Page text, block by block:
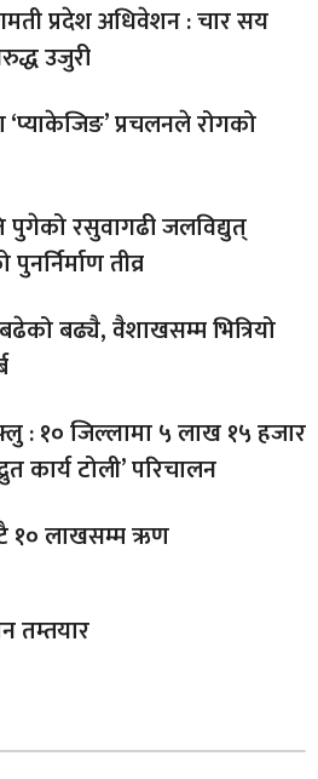
प्रदेश अधिवेशन : चार सय
उजुरी
‘प्याकेजिङ’ प्रचलनले रोगको
पुगेको रसुवागढी जलविद्युत्
तीव्र
बढ्यै, वैशाखसम्म भित्रियो
: १० जिल्लामा ५ लाख १५ हजार
कार्य टोली’ परिचालन
१० लाखसम्म ऋण
तम्तयार